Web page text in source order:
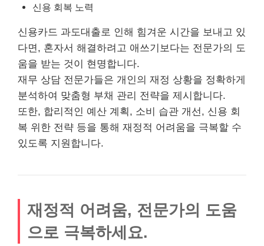
신용 회복 노력
신용카드 과도대출로 인해 힘겨운 시간을 보내고 있
다면, 혼자서 해결하려고 애쓰기보다는 전문가의 도
움을 받는 것이 현명합니다.
재무 상담 전문가들은 개인의 재정 상황을 정확하게
분석하여 맞춤형 부채 관리 전략을 제시합니다.
또한, 합리적인 예산 계획, 소비 습관 개선, 신용 회
복 위한 전략 등을 통해 재정적 어려움을 극복할 수
있도록 지원합니다.
재정적 어려움, 전문가의 도움
으로 극복하세요.